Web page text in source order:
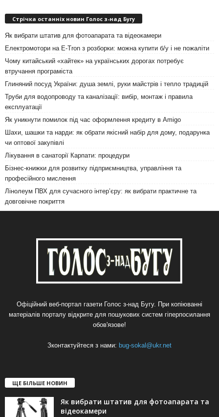
Стрічка останніх новин Голос з-над Бугу
Як вибрати штатив для фотоапарата та відеокамери
Електромотори на E-Tron з розборки: можна купити б/у і не пожаліти
Чому китайський «хайтек» на українських дорогах потребує
втручання програміста
Глиняний посуд України: душа землі, руки майстрів і тепло традицій
Труби для водопроводу та каналізації: вибір, монтаж і правила
експлуатації
Як уникнути помилок під час оформлення кредиту в Amigo
Шахи, шашки та нарди: як обрати якісний набір для дому, подарунка
чи оптової закупівлі
Лікування в санаторії Карпати: процедури
Бізнес-книжки для розвитку підприємництва, управління та
професійного мислення
Лінолеум ПВХ для сучасного інтер’єру: як вибрати практичне та
довговічне покриття
Офіційний веб-портал газети Голос з-над Бугу. При копіюванні
матеріалів порталу відкрите для пошукових систем гіперпосилання
обов'язове!
Зконтактуйтеся з нами: bug-sokal@ukr.net
ЩЕ БІЛЬШЕ НОВИН
Як вибрати штатив для фотоапарата та
відеокамери